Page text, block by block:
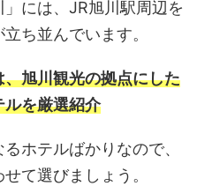
には、JR旭川駅周辺を
ち並んでいます。
旭川観光の拠点にした
ルを厳選紹介
ホテルばかりなので、
て選びましょう。